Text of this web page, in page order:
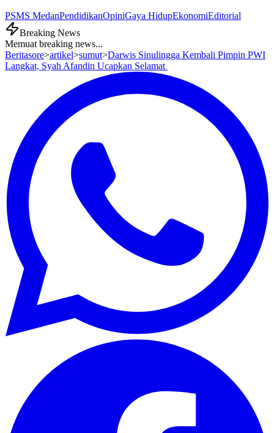
PSMS MedanPendidikanOpiniGaya HidupEkonomiEditorial
Breaking News
Memuat breaking news...
Beritasore>artikel>sumut>Darwis Sinulingga Kembali Pimpin PWI
Langkat, Syah Afandin Ucapkan Selamat